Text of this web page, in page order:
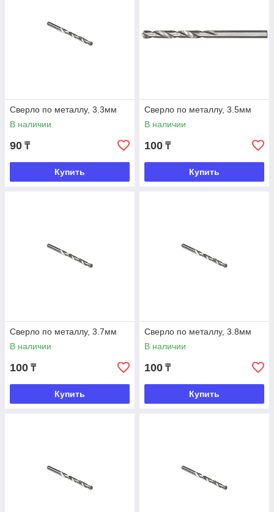
Сверло по металлу, 3.3мм
В наличии
90 ₸
Купить
Сверло по металлу, 3.5мм
В наличии
100 ₸
Купить
Сверло по металлу, 3.7мм
В наличии
100 ₸
Купить
Сверло по металлу, 3.8мм
В наличии
100 ₸
Купить